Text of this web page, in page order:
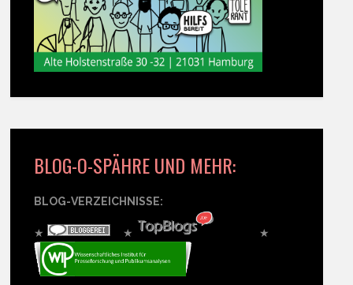
BLOG-O-SPÄHRE UND MEHR:
BLOG-VERZEICHNISSE:
★ ★ ★